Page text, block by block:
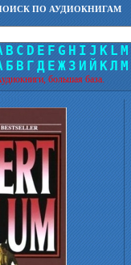
ПО АУДИОКНИГАМ
B C D E F G H I J K L M
Б В Г Д Е Ж З И Й КЛ М
большая база.